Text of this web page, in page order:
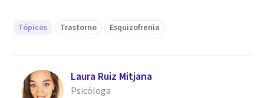
Tópicos Trastorno Esquizofrenia
Laura Ruiz Mitjana
Psicóloga